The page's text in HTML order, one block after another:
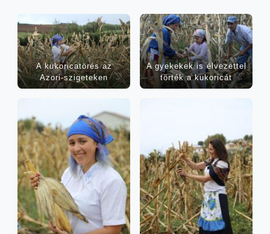
A kuko­ri­ca­tö­rés az
Azori-szigeteken
A gyek­ekek is élve­zet­tel
tör­ték a kukoricát